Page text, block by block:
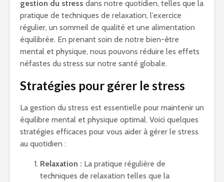
gestion du stress dans notre quotidien, telles que la
pratique de techniques de relaxation, l’exercice
régulier, un sommeil de qualité et une alimentation
équilibrée. En prenant soin de notre bien-être
mental et physique, nous pouvons réduire les effets
néfastes du stress sur notre santé globale.
Stratégies pour gérer le stress
La gestion du stress est essentielle pour maintenir un
équilibre mental et physique optimal. Voici quelques
stratégies efficaces pour vous aider à gérer le stress
au quotidien :
Relaxation : La pratique régulière de
techniques de relaxation telles que la